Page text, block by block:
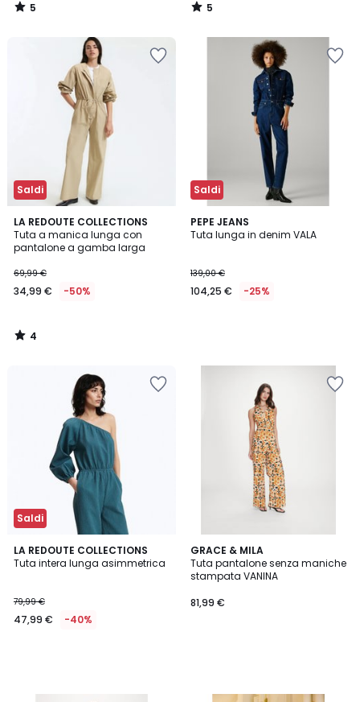
5
/
5
/
Saldi
LA REDOUTE COLLECTIONS
Tuta a manica lunga con
pantalone a gamba larga
69,99 €
34,99 € -50%
4
/
5
4
/
Saldi
PEPE JEANS
Tuta lunga in denim VALA
139,00 €
104,25 € -25%
Saldi
LA REDOUTE COLLECTIONS
Tuta intera lunga asimmetrica
79,99 €
47,99 € -40%
GRACE & MILA
Tuta pantalone senza maniche
stampata VANINA
81,99 €